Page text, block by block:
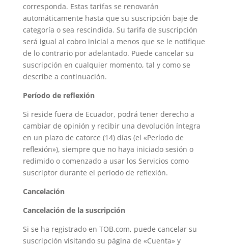
corresponda. Estas tarifas se renovarán
automáticamente hasta que su suscripción baje de
categoría o sea rescindida. Su tarifa de suscripción
será igual al cobro inicial a menos que se le notifique
de lo contrario por adelantado. Puede cancelar su
suscripción en cualquier momento, tal y como se
describe a continuación.
Período de reflexión
Si reside fuera de Ecuador, podrá tener derecho a
cambiar de opinión y recibir una devolución íntegra
en un plazo de catorce (14) días (el «Período de
reflexión»), siempre que no haya iniciado sesión o
redimido o comenzado a usar los Servicios como
suscriptor durante el período de reflexión.
Cancelación
Cancelación de la suscripción
Si se ha registrado en TOB.com, puede cancelar su
suscripción visitando su página de «Cuenta» y